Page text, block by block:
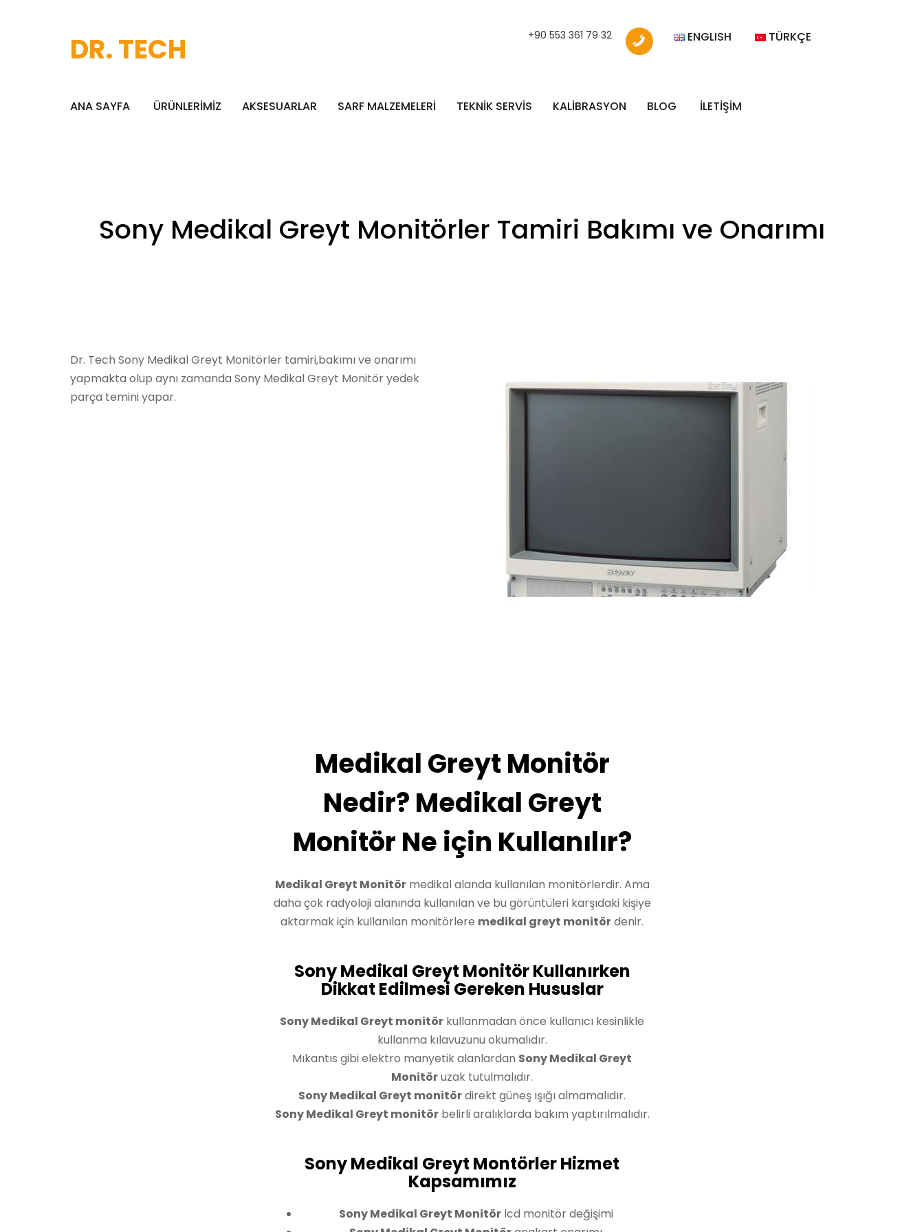
DR. TECH +90 553 361 79 32 ENGLISH TÜRKÇE
ANA SAYFA ÜRÜNLERİMİZ AKSESUARLAR SARF MALZEMELERİ TEKNİK SERVİS KALİBRASYON BLOG İLETİŞİM
Sony Medikal Greyt Monitörler Tamiri Bakımı ve Onarımı
Dr. Tech Sony Medikal Greyt Monitörler tamiri,bakımı ve onarımı
yapmakta olup aynı zamanda Sony Medikal Greyt Monitör yedek
parça temini yapar.
Medikal Greyt Monitör
Nedir? Medikal Greyt
Monitör Ne için Kullanılır?
Medikal Greyt Monitörmedikal alanda kullanılan monitörlerdir. Ama
daha çok radyoloji alanında kullanılan ve bu görüntüleri karşıdaki kişiye
aktarmak için kullanılan monitörlere medikal greyt monitördenir.
Sony Medikal Greyt Monitör Kullanırken
Dikkat Edilmesi Gereken Hususlar
Sony Medikal Greyt monitör kullanmadan önce kullanıcı kesinlikle
kullanma kılavuzunu okumalıdır.
Mıkantıs gibi elektro manyetik alanlardan Sony Medikal Greyt
Monitöruzak tutulmalıdır.
Sony Medikal Greyt monitördirekt güneş ışığı almamalıdır.
Sony Medikal Greyt monitörbelirli aralıklarda bakım yaptırılmalıdır.
Sony Medikal Greyt Montörler Hizmet
Kapsamımız
Sony Medikal Greyt Monitörlcd monitör değişimi